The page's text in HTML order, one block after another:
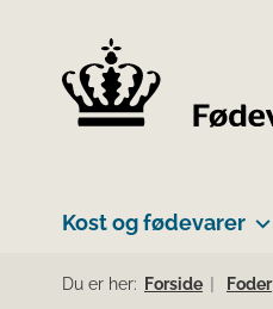
Kost og fødevarer
Du er her: Forside Foder